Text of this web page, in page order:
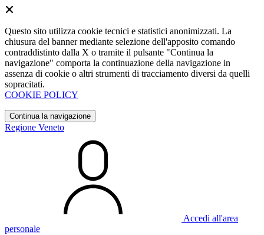
Questo sito utilizza cookie tecnici e statistici anonimizzati. La
chiusura del banner mediante selezione dell'apposito comando
contraddistinto dalla X o tramite il pulsante "Continua la
navigazione" comporta la continuazione della navigazione in
assenza di cookie o altri strumenti di tracciamento diversi da quelli
sopracitati.
COOKIE POLICY
Continua la navigazione
Regione Veneto
Accedi all'area
personale